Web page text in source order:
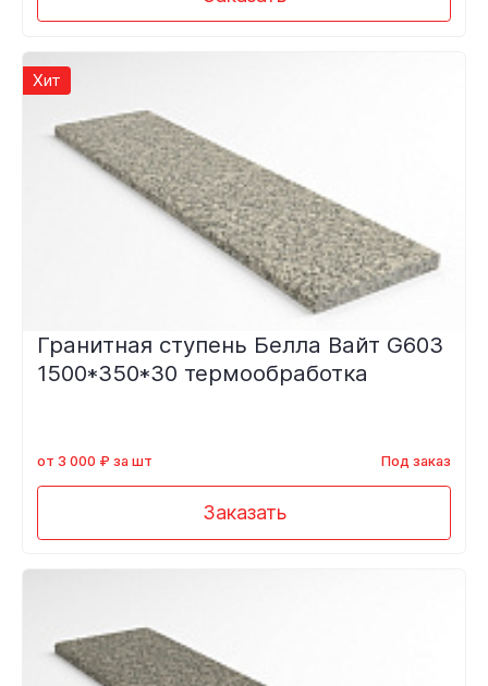
Хит
Гранитная ступень Белла Вайт G603
1500*350*30 термообработка
от 3 000 ₽ за шт Под заказ
Заказать